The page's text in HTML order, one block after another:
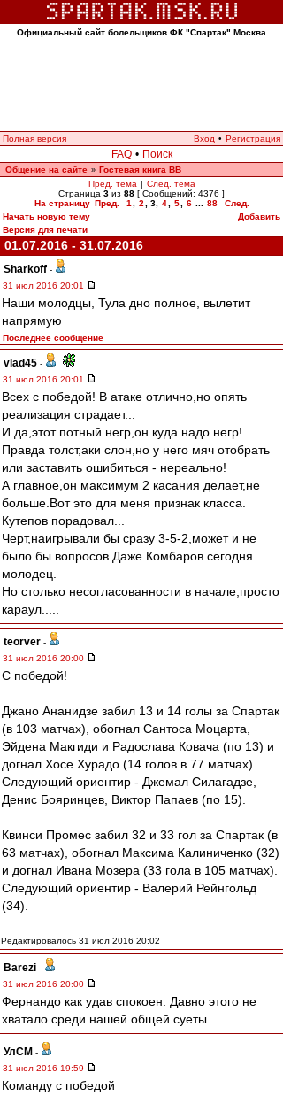
Официальный сайт болельщиков ФК "Спартак" Москва
Полная версия Вход • Регистрация
FAQ • Поиск
Общение на сайте » Гостевая книга ВВ
Пред. тема | След. тема
Страница 3 из 88 [ Сообщений: 4376 ]
На страницу Пред. 1 2 3, 4 5 6 88
След.
Начать новую тему
Добавить
Версия для печати
01.07.2016 - 31.07.2016
Sharkoff -
31 июл 2016 20:01
Наши молодцы, Тула дно полное, вылетит
напрямую
Последнее сообщение
vlad45 -
31 июл 2016 20:01
Всех с победой! В атаке отлично,но опять
реализация страдает...
И да,этот потный негр,он куда надо негр!
Правда толст,аки слон,но у него мяч отобрать
или заставить ошибиться - нереально!
А главное,он максимум 2 касания делает,не
больше.Вот это для меня признак класса.
Кутепов порадовал...
Черт,наигрывали бы сразу 3-5-2,может и не
было бы вопросов.Даже Комбаров сегодня
молодец.
Но столько несогласованности в начале,просто
караул.....
teorver -
31 июл 2016 20:00
С победой!
Джано Ананидзе забил 13 и 14 голы за Спартак
(в 103 матчах), обогнал Сантоса Моцарта,
Эйдена Макгиди и Радослава Ковача (по 13) и
догнал Хосе Хурадо (14 голов в 77 матчах).
Следующий ориентир - Джемал Силагадзе,
Денис Бояринцев, Виктор Папаев (по 15).
Квинси Промес забил 32 и 33 гол за Спартак (в
63 матчах), обогнал Максима Калиниченко (32)
и догнал Ивана Мозера (33 гола в 105 матчах).
Следующий ориентир - Валерий Рейнгольд
(34).
Редактировалось 31 июл 2016 20:02
Barezi -
31 июл 2016 20:00
Фернандо как удав спокоен. Давно этого не
хватало среди нашей общей суеты
УлСМ -
31 июл 2016 19:59
Команду с победой